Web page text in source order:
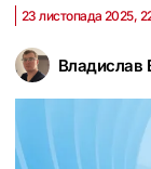
Владислав
23 листопада 2025,